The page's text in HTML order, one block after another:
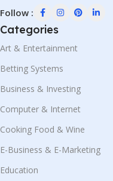
Follow :
Categories
Art & Entertainment
Betting Systems
Business & Investing
Computer & Internet
Cooking Food & Wine
E-Business & E-Marketing
Education